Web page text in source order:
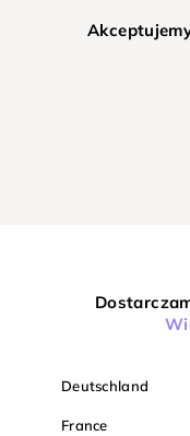
Deutschland
France